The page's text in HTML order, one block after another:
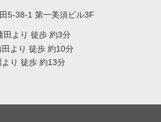
5-38-1 第一美須ビル3F
田より 徒歩 約3分
より 徒歩 約10分
り 徒歩 約13分